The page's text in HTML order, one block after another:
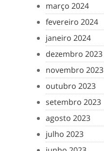
março 2024
fevereiro 2024
janeiro 2024
dezembro 2023
novembro 2023
outubro 2023
setembro 2023
agosto 2023
julho 2023